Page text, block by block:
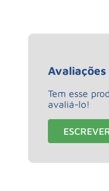
Tem esse
avaliá-lo!